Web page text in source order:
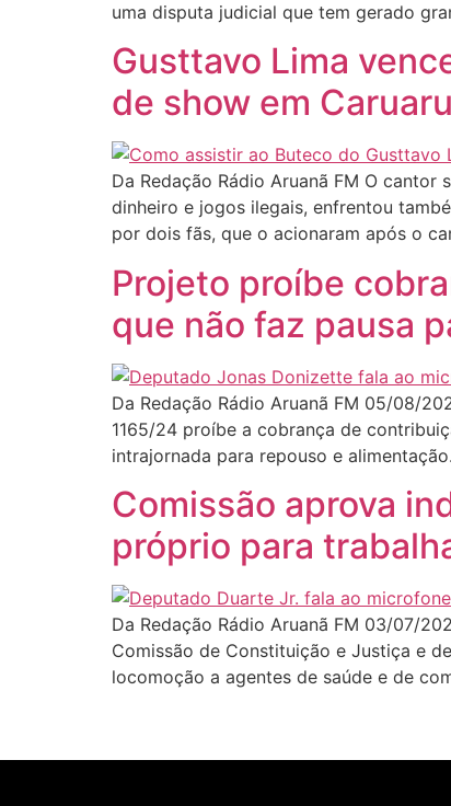
uma disputa judicial que tem gerado
Gusttavo Lima
de show em Caruaru
Da Redação Rádio Aruanã FM O
dinheiro e jogos ilegais, enfrentou
por dois fãs, que o acionaram após o
Projeto proíbe
que não faz pausa
Da Redação Rádio Aruanã FM 05/08/
1165/24 proíbe a cobrança de
intrajornada para repouso e
Comissão aprova
próprio para
Da Redação Rádio Aruanã FM 03/07/
Comissão de Constituição e Justiça e
locomoção a agentes de saúde e de